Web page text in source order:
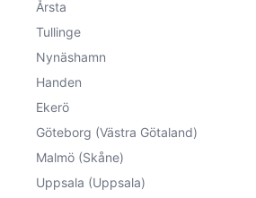
Årsta
Tullinge
Nynäshamn
Handen
Ekerö
Göteborg (Västra Götaland)
Malmö (Skåne)
Uppsala (Uppsala)